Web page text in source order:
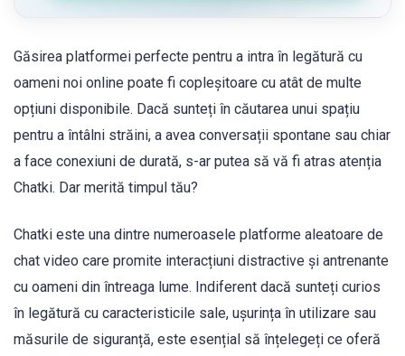
Găsirea platformei perfecte pentru a intra în legătură cu
oameni noi online poate fi copleșitoare cu atât de multe
opțiuni disponibile. Dacă sunteți în căutarea unui spațiu
pentru a întâlni străini, a avea conversații spontane sau chiar
a face conexiuni de durată, s-ar putea să vă fi atras atenția
Chatki. Dar merită timpul tău?
Chatki este una dintre numeroasele platforme aleatoare de
chat video care promite interacțiuni distractive și antrenante
cu oameni din întreaga lume. Indiferent dacă sunteți curios
în legătură cu caracteristicile sale, ușurința în utilizare sau
măsurile de siguranță, este esențial să înțelegeți ce oferă